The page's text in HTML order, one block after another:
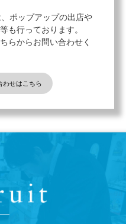
ポップアップの出店や
も行っております。
らからお問い合わせく
わせはこちら